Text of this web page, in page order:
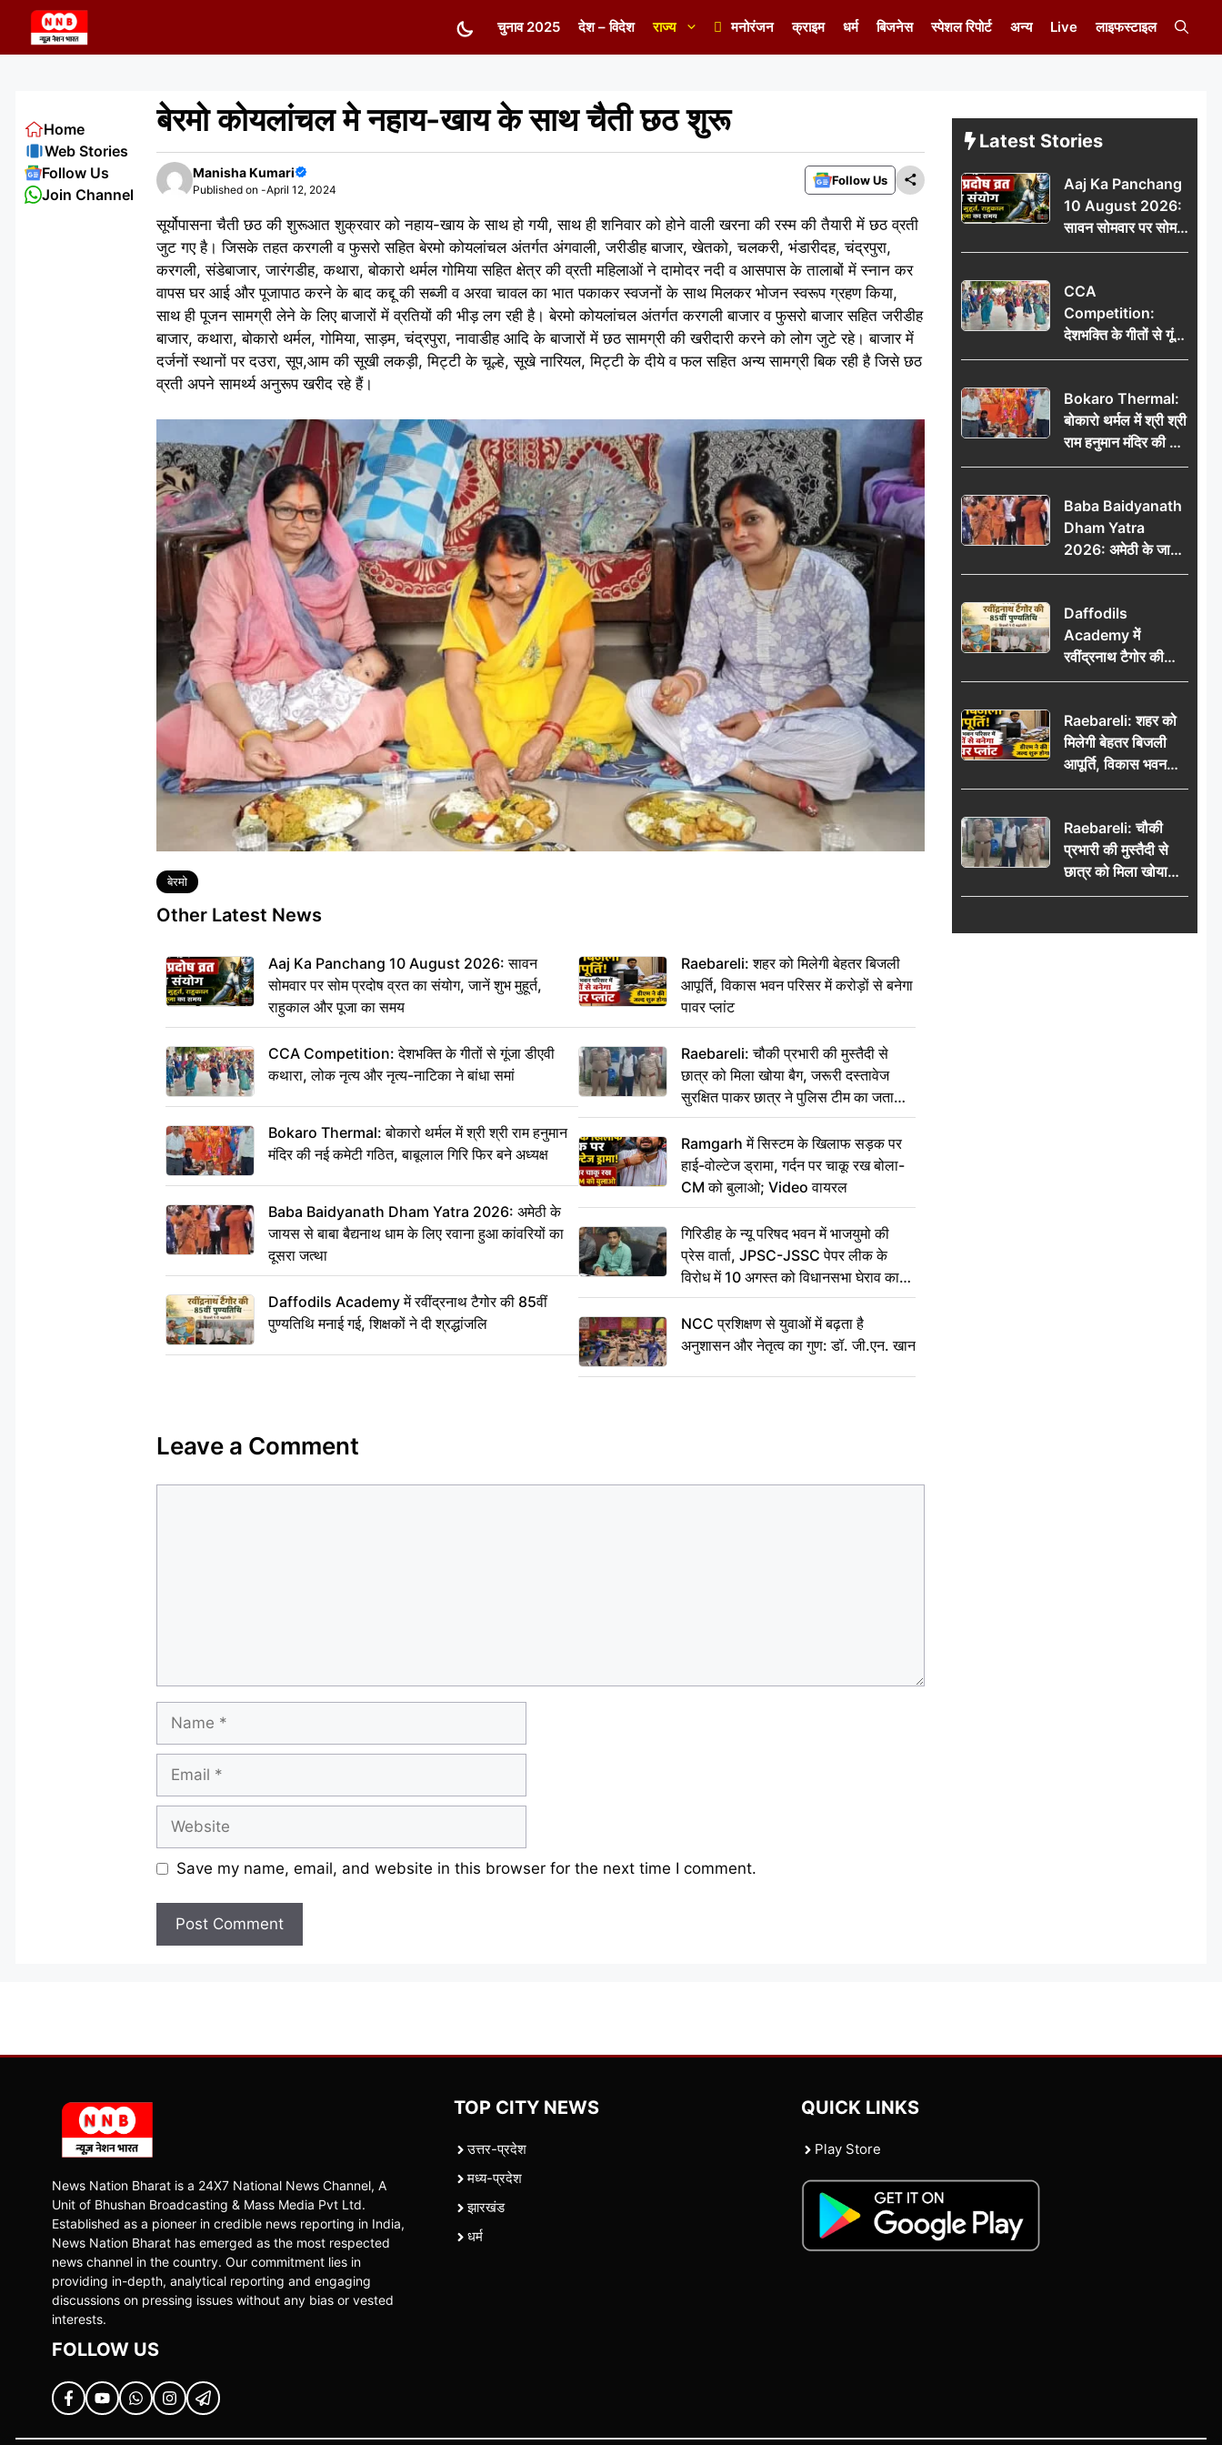
content
चुनाव 2025 देश – विदेश राज्य मनोरंजन क्राइम धर्म बिजनेस स्पेशल रिपोर्ट अन्य Live लाइफस्टाइल
बेरमो कोयलांचल मे नहाय-खाय के साथ चैती छठ शुरू
Manisha Kumari
Published on -April 12, 2024
Follow Us
सूर्योपासना चैती छठ की शुरूआत शुक्रवार को नहाय-खाय के साथ हो गयी, साथ ही शनिवार को होने वाली खरना की रस्म की तैयारी में छठ व्रती
जुट गए है। जिसके तहत करगली व फुसरो सहित बेरमो कोयलांचल अंतर्गत अंगवाली, जरीडीह बाजार, खेतको, चलकरी, भंडारीदह, चंद्रपुरा,
करगली, संडेबाजार, जारंगडीह, कथारा, बोकारो थर्मल गोमिया सहित क्षेत्र की व्रती महिलाओं ने दामोदर नदी व आसपास के तालाबों में स्नान कर
वापस घर आई और पूजापाठ करने के बाद कद्दू की सब्जी व अरवा चावल का भात पकाकर स्वजनों के साथ मिलकर भोजन स्वरूप ग्रहण किया,
साथ ही पूजन सामग्री लेने के लिए बाजारों में व्रतियों की भीड़ लग रही है। बेरमो कोयलांचल अंतर्गत करगली बाजार व फुसरो बाजार सहित जरीडीह
बाजार, कथारा, बोकारो थर्मल, गोमिया, साड़म, चंद्रपुरा, नावाडीह आदि के बाजारों में छठ सामग्री की खरीदारी करने को लोग जुटे रहे। बाजार में
दर्जनों स्थानों पर दउरा, सूप,आम की सूखी लकड़ी, मिट्टी के चूल्हे, सूखे नारियल, मिट्टी के दीये व फल सहित अन्य सामग्री बिक रही है जिसे छठ
व्रती अपने साम‌र्थ्य अनुरूप खरीद रहे हैं।
Tags
बेरमो
Other Latest News
Aaj Ka Panchang 10 August 2026: सावन
सोमवार पर सोम प्रदोष व्रत का संयोग, जानें शुभ मुहूर्त,
राहुकाल और पूजा का समय
CCA Competition: देशभक्ति के गीतों से गूंजा डीएवी
कथारा, लोक नृत्य और नृत्य-नाटिका ने बांधा समां
Bokaro Thermal: बोकारो थर्मल में श्री श्री राम हनुमान
मंदिर की नई कमेटी गठित, बाबूलाल गिरि फिर बने अध्यक्ष
Baba Baidyanath Dham Yatra 2026: अमेठी के
जायस से बाबा बैद्यनाथ धाम के लिए रवाना हुआ कांवरियों का
दूसरा जत्था
Daffodils Academy में रवींद्रनाथ टैगोर की 85वीं
पुण्यतिथि मनाई गई, शिक्षकों ने दी श्रद्धांजलि
Raebareli: शहर को मिलेगी बेहतर बिजली
आपूर्ति, विकास भवन परिसर में करोड़ों से बनेगा
पावर प्लांट
Raebareli: चौकी प्रभारी की मुस्तैदी से
छात्र को मिला खोया बैग, जरूरी दस्तावेज
सुरक्षित पाकर छात्र ने पुलिस टीम का जताया
आभार
Ramgarh में सिस्टम के खिलाफ सड़क पर
हाई-वोल्टेज ड्रामा, गर्दन पर चाकू रख बोला-
CM को बुलाओ; Video वायरल
गिरिडीह के न्यू परिषद भवन में भाजयुमो की
प्रेस वार्ता, JPSC-JSSC पेपर लीक के
विरोध में 10 अगस्त को विधानसभा घेराव का
ऐलान
NCC प्रशिक्षण से युवाओं में बढ़ता है
अनुशासन और नेतृत्व का गुण: डॉ. जी.एन. खान
Leave a Comment
Save my name, email, and website in this browser for the next time I comment.
Home
Web Stories
Follow Us
Join Channel
Latest Stories
Aaj Ka Panchang
10 August 2026:
सावन सोमवार पर सोम
प्रदोष व्रत का संयोग,
और पूजा का समय
CCA
Competition:
देशभक्ति के गीतों से गूंजा
डीएवी कथारा, लोक
बांधा समां
Bokaro Thermal:
बोकारो थर्मल में श्री श्री
राम हनुमान मंदिर की नई
कमेटी गठित, बाबूलाल
Baba Baidyanath
Dham Yatra
2026: अमेठी के जायस
से बाबा बैद्यनाथ धाम के
का दूसरा जत्था
Daffodils
Academy में
रवींद्रनाथ टैगोर की
85वीं पुण्यतिथि मनाई
श्रद्धांजलि
Raebareli: शहर को
मिलेगी बेहतर बिजली
आपूर्ति, विकास भवन
परिसर में करोड़ों से
Raebareli: चौकी
प्रभारी की मुस्तैदी से
छात्र को मिला खोया
बैग, जरूरी दस्तावेज
पुलिस टीम का जताया
News Nation Bharat is a 24X7 National News Channel, A
Unit of Bhushan Broadcasting & Mass Media Pvt Ltd.
Established as a pioneer in credible news reporting in India,
News Nation Bharat has emerged as the most respected
news channel in the country. Our commitment lies in
providing in-depth, analytical reporting and engaging
discussions on pressing issues without any bias or vested
interests.
FOLLOW US
TOP CITY NEWS
उत्तर-प्रदेश
मध्य-प्रदेश
झारखंड
धर्म
QUICK LINKS
Play Store